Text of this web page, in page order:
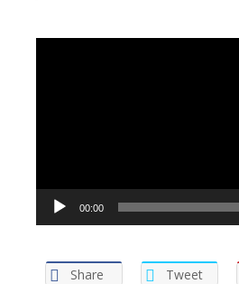
00:00
Share Tweet